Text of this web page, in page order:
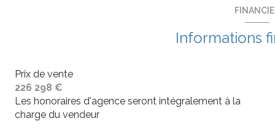
Informations
Prix de vente
226 298 €
Les honoraires d'agence seront intégralement à la
charge du vendeur